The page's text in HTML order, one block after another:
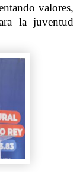
valores,
la juventud